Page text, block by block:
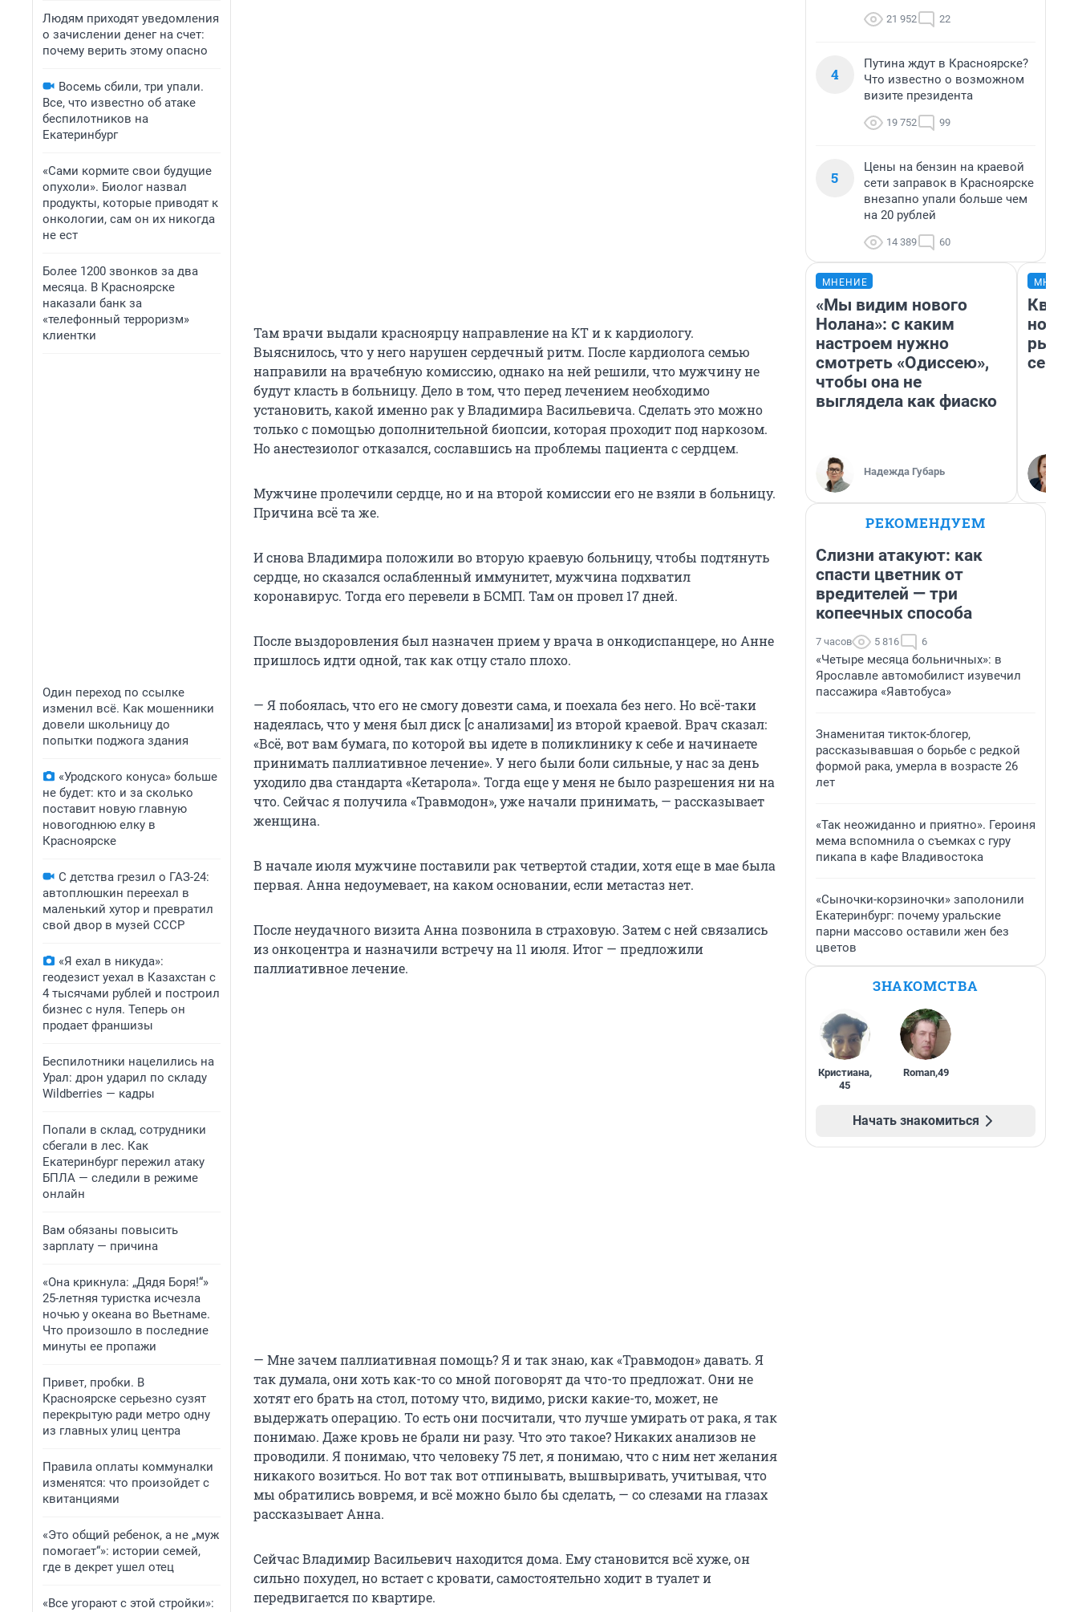
Людям приходят уведомления
о зачислении денег на счет:
почему верить этому опасно
Восемь сбили, три упали.
Все, что известно об атаке
беспилотников на
Екатеринбург
«Сами кормите свои будущие
опухоли». Биолог назвал
продукты, которые приводят к
онкологии, сам он их никогда
не ест
Более 1200 звонков за два
месяца. В Красноярске
наказали банк за
«телефонный терроризм»
клиентки
Один переход по ссылке
изменил всё. Как мошенники
довели школьницу до
попытки поджога здания
«Уродского конуса» больше
не будет: кто и за сколько
поставит новую главную
новогоднюю елку в
Красноярске
С детства грезил о ГАЗ-24:
автоплюшкин переехал в
маленький хутор и превратил
свой двор в музей СССР
«Я ехал в никуда»:
геодезист уехал в Казахстан с
4 тысячами рублей и построил
бизнес с нуля. Теперь он
продает франшизы
Беспилотники нацелились на
Урал: дрон ударил по складу
Wildberries — кадры
Попали в склад, сотрудники
сбегали в лес. Как
Екатеринбург пережил атаку
БПЛА — следили в режиме
онлайн
Вам обязаны повысить
зарплату — причина
«Она крикнула: „Дядя Боря!“»
25-летняя туристка исчезла
ночью у океана во Вьетнаме.
Что произошло в последние
минуты ее пропажи
Привет, пробки. В
Красноярске серьезно сузят
перекрытую ради метро одну
из главных улиц центра
Правила оплаты коммуналки
изменятся: что произойдет с
квитанциями
«Это общий ребенок, а не „муж
помогает“»: истории семей,
где в декрет ушел отец
«Все угорают с этой стройки»:
Там врачи выдали красноярцу направление на КТ и к кардиологу.
Выяснилось, что у него нарушен сердечный ритм. После кардиолога семью
направили на врачебную комиссию, однако на ней решили, что мужчину не
будут класть в больницу. Дело в том, что перед лечением необходимо
установить, какой именно рак у Владимира Васильевича. Сделать это можно
только с помощью дополнительной биопсии, которая проходит под наркозом.
Но анестезиолог отказался, сославшись на проблемы пациента с сердцем.
Мужчине пролечили сердце, но и на второй комиссии его не взяли в больницу.
Причина всё та же.
И снова Владимира положили во вторую краевую больницу, чтобы подтянуть
сердце, но сказался ослабленный иммунитет, мужчина подхватил
коронавирус. Тогда его перевели в БСМП. Там он провел 17 дней.
После выздоровления был назначен прием у врача в онкодиспанцере, но Анне
пришлось идти одной, так как отцу стало плохо.
— Я побоялась, что его не смогу довезти сама, и поехала без него. Но всё-таки
надеялась, что у меня был диск [с анализами] из второй краевой. Врач сказал:
«Всё, вот вам бумага, по которой вы идете в поликлинику к себе и начинаете
принимать паллиативное лечение». У него были боли сильные, у нас за день
уходило два стандарта «Кетарола». Тогда еще у меня не было разрешения ни на
что. Сейчас я получила «Травмодон», уже начали принимать, — рассказывает
женщина.
В начале июля мужчине поставили рак четвертой стадии, хотя еще в мае была
первая. Анна недоумевает, на каком основании, если метастаз нет.
После неудачного визита Анна позвонила в страховую. Затем с ней связались
из онкоцентра и назначили встречу на 11 июля. Итог — предложили
паллиативное лечение.
— Мне зачем паллиативная помощь? Я и так знаю, как «Травмодон» давать. Я
так думала, они хоть как-то со мной поговорят да что-то предложат. Они не
хотят его брать на стол, потому что, видимо, риски какие-то, может, не
выдержать операцию. То есть они посчитали, что лучше умирать от рака, я так
понимаю. Даже кровь не брали ни разу. Что это такое? Никаких анализов не
проводили. Я понимаю, что человеку 75 лет, я понимаю, что с ним нет желания
никакого возиться. Но вот так вот отпинывать, вышвыривать, учитывая, что
мы обратились вовремя, и всё можно было бы сделать, — со слезами на глазах
рассказывает Анна.
Сейчас Владимир Васильевич находится дома. Ему становится всё хуже, он
сильно похудел, но встает с кровати, самостоятельно ходит в туалет и
передвигается по квартире.
21 952 22
4
Путина ждут в Красноярске?
Что известно о возможном
визите президента
19 752 99
5
Цены на бензин на краевой
сети заправок в Красноярске
внезапно упали больше чем
на 20 рублей
14 389 60
МНЕНИЕ
«Мы видим нового
Нолана»: с каким
настроем нужно
смотреть «Одиссею»,
чтобы она не
выглядела как фиаско
Надежда Губарь
но
РЕКОМЕНДУЕМ
Слизни атакуют: как
спасти цветник от
вредителей — три
копеечных способа
7 часов 5 816 6
«Четыре месяца больничных»: в
Ярославле автомобилист изувечил
пассажира «Яавтобуса»
Знаменитая тикток-блогер,
рассказывавшая о борьбе с редкой
формой рака, умерла в возрасте 26
лет
«Так неожиданно и приятно». Героиня
мема вспомнила о съемках с гуру
пикапа в кафе Владивостока
«Сыночки-корзиночки» заполонили
Екатеринбург: почему уральские
парни массово оставили жен без
цветов
ЗНАКОМСТВА
Кристиана,
45
Roman,49
Начать знакомиться